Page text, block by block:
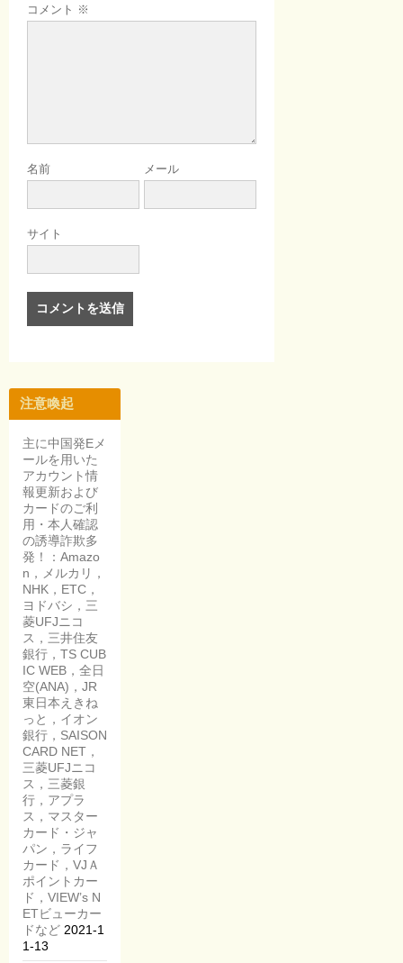
コメント ※
名前 メール
サイト
注意喚起
主に中国発Eメ
ールを用いた
アカウント情
報更新および
カードのご利
用・本人確認
の誘導詐欺多
発！：Amazo
n，メルカリ，
NHK，ETC，
ヨドバシ，三
菱UFJニコ
ス，三井住友
銀行，TS CUB
IC WEB，全日
空(ANA)，JR
東日本えきね
っと，イオン
銀行，SAISON
CARD NET，
三菱UFJニコ
ス，三菱銀
行，アプラ
ス，マスター
カード・ジャ
パン，ライフ
カード，VJＡ
ポイントカー
ド，VIEW’s N
ETビューカー
ドなど 2021-1
1-13